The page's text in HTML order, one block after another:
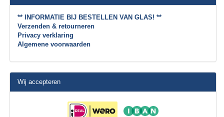
** INFORMATIE BIJ BESTELLEN VAN GLAS! **
Verzenden & retourneren
Privacy verklaring
Algemene voorwaarden
Wij accepteren